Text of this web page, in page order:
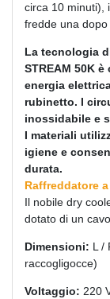
circa 10 minuti),
fredde una dopo
La tecnologia
STREAM 50K
energia
rubinetto. I
inossidabile e
I materiali
igiene e
durata.
Raffreddatore
Il nobile dry
dotato di un
Dimensioni: L /
raccogligocce)
Voltaggio: 220